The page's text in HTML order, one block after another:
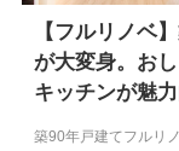
【フルリノベ
が大変身。お
キッチンが魅
築90年戸建てフルリ